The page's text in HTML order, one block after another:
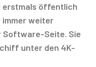
erstmals öffentlich
immer weiter
Seite. Sie
unter den 4K-